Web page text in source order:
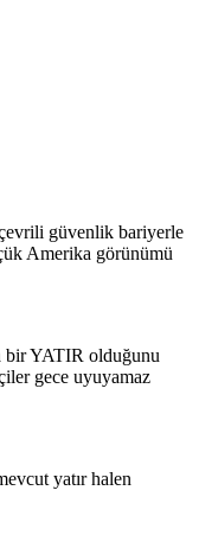
güvenlik bariyerle
Amerika görünümü
bir YATIR olduğunu
gece uyuyamaz
yatır halen